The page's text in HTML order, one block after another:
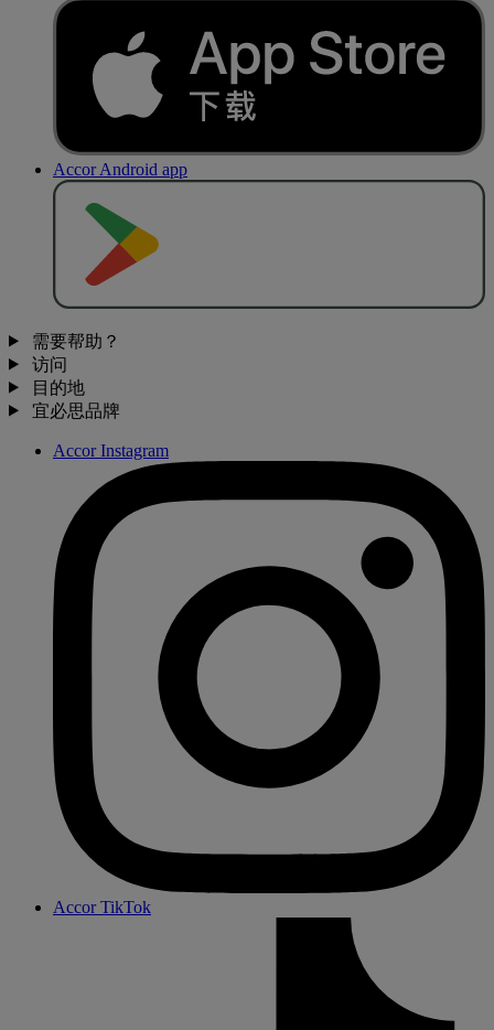
Accor Android app
需要帮助？
访问
目的地
宜必思品牌
Accor Instagram
Accor TikTok